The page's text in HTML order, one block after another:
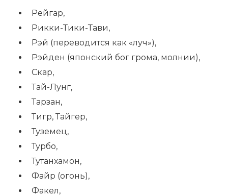
Рейгар,
Рикки-Тики-Тави,
Рэй (переводится как «луч»),
Рэйден (японский бог грома, молнии),
Скар,
Тай-Лунг,
Тарзан,
Тигр, Тайгер,
Туземец,
Турбо,
Тутанхамон,
Файр (огонь),
Факел,